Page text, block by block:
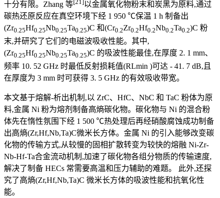
十分有限。Zhang 等
以金属氧化物粉末和炭黑为原料,通过
碳热还原反应在真空环境下经 1 950 ℃保温 1 h 制备出
(Zr0.25Hf0.25Nb0.25Ta0.25)C 和(Cr0.2Zr0.2Hf0.2Nb0.2Ta0.2)C 粉
末,并研究了它们的电磁波吸收性能。其中,
(Zr0.25Hf0.25Nb0.25Ta0.25)C 的吸波性能最佳,在厚度 2. 1 mm、
频率 10. 52 GHz 时最低反射损耗值(RLmin )可达 - 41. 7 dB,且
在厚度为 3 mm 时可获得 3. 5 GHz 的有效吸收带宽。
本文基于熔解-析出机制,以 ZrC、HfC、NbC 和 TaC 粉体为原
料,金属 Ni 粉为熔剂制备高熵碳化物。碳化物与 Ni 的混合粉
体先在惰性氛围下经 1 500 ℃热处理后再经硝酸腐蚀成功制备
出高熵(Zr,Hf,Nb,Ta)C微米长方体。金属 Ni 的引入能够改变碳
化物的传输方式,从较慢的固相扩散转变为较快的熔融 Ni-Zr-
Nb-Hf-Ta合金流动机制,加速了碳化物各组分物质的传输速度,
解决了制备 HECs 常需要高温和压力辅助的难题。 此外,还探
究了高熵(Zr,Hf,Nb,Ta)C 微米长方体的吸波性能和抗氧化性
能。